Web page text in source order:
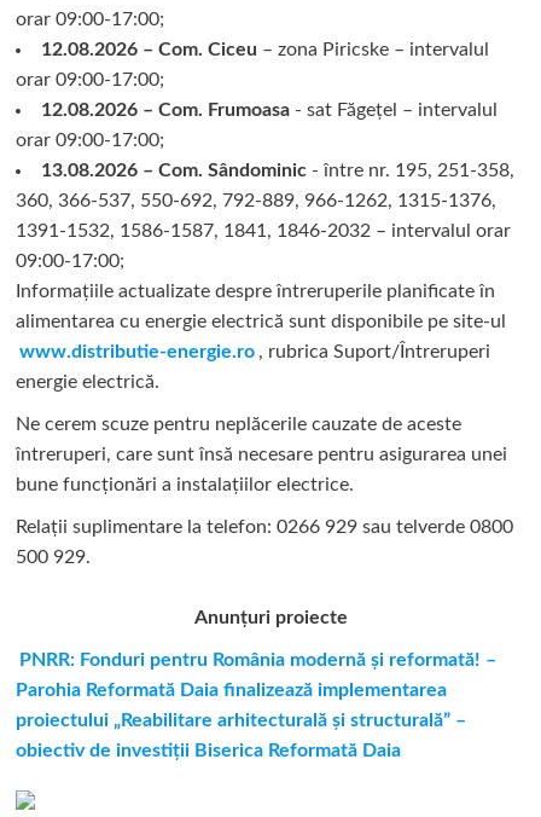
orar 09:00-17:00;
12.08.2026 – Com. Ciceu – zona Piricske – intervalul
orar 09:00-17:00;
12.08.2026 – Com. Frumoasa- sat Făgețel – intervalul
orar 09:00-17:00;
13.08.2026 – Com. Sândominic- între nr. 195, 251-358,
360, 366-537, 550-692, 792-889, 966-1262, 1315-1376,
1391-1532, 1586-1587, 1841, 1846-2032 – intervalul orar
09:00-17:00;
Informațiile actualizate despre întreruperile planificate în
alimentarea cu energie electrică sunt disponibile pe site-ul
www.distributie-energie.ro , rubrica Suport/Întreruperi
energie electrică.
Ne cerem scuze pentru neplăcerile cauzate de aceste
întreruperi, care sunt însă necesare pentru asigurarea unei
bune funcționări a instalațiilor electrice.
Relații suplimentare la tel efon: 0266 929 sau telverde 0800
500 929.
Anunțuri proiecte
PNRR: Fonduri pentru România modernă și reformată! –
Parohia Reformată Daia finalizează implementarea
proiectului „Reabilitare arhitecturală și structurală” –
obiectiv de investiții Biserica Reformată Daia